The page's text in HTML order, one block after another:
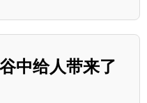
中给人带来了